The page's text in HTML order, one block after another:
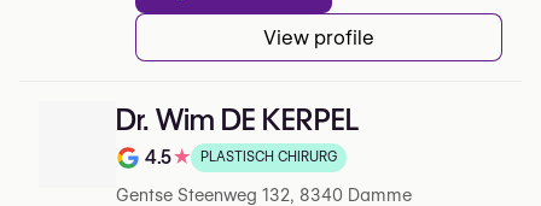
View profile
Dr. Wim DE KERPEL
Note de 4.5 sur 5 sur Google
4.5★ PLASTISCH CHIRURG
Gentse Steenweg 132, 8340 Damme